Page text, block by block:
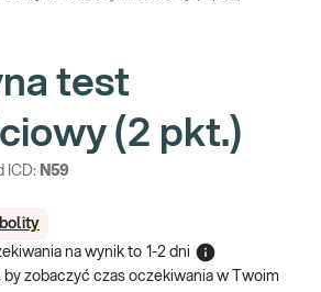
test
(2 pkt.)
ICD: N59
na wynik to 1-2 dni
zobaczyć czas oczekiwania w Twoim